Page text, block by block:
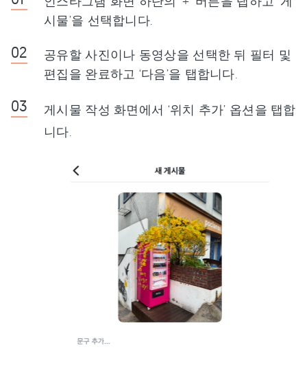
시물’을 선택합니다.
공유할 사진이나 동영상을 선택한 뒤 필터 및
편집을 완료하고 ‘다음’을 탭합니다.
게시물 작성 화면에서 ‘위치 추가’ 옵션을 탭합
니다.